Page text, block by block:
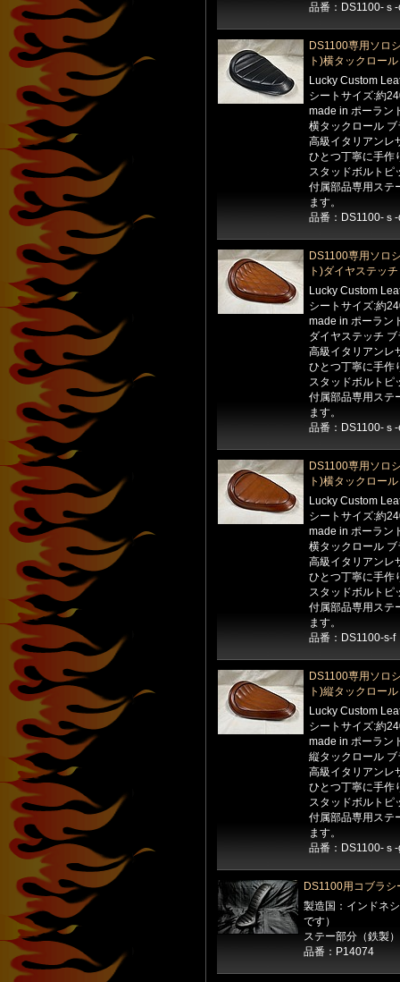
品番：DS1100-ｓ-
DS1100専用ソロ
ト)横タックロー
Lucky Custom
シートサイズ:約
made in ポーラン
横タックロール ブ
高級イタリアンレ
ひとつ丁寧に手作
スタッドボルトピ
付属部品専用ステ
ます。
品番：DS1100-ｓ
DS1100専用ソロ
ト)ダイヤステッ
Lucky Custom
シートサイズ:約
made in ポーラン
ダイヤステッチ
高級イタリアンレ
ひとつ丁寧に手作
スタッドボルトピ
付属部品専用ステ
ます。
品番：DS1100-ｓ
DS1100専用ソロ
ト)横タックロー
Lucky Custom
シートサイズ:約
made in ポーラン
横タックロール ブ
高級イタリアンレ
ひとつ丁寧に手作
スタッドボルトピ
付属部品専用ステ
ます。
品番：DS1100-s-f
DS1100専用ソロ
ト)縦タックロー
Lucky Custom
シートサイズ:約
made in ポーラン
縦タックロール ブ
高級イタリアンレ
ひとつ丁寧に手作
スタッドボルトピ
付属部品専用ステ
ます。
品番：DS1100-ｓ
DS1100用コブラシ
製造国：インドネ
です）
ステー部分（鉄製
品番：P14074